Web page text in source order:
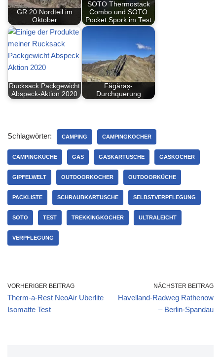
GR 20 Nordteil im
Oktober
SOTO Thermostack
Combo und SOTO
Pocket Spork im Test
Rucksack Packgewicht
Abspeck-Aktion 2020
Făgăraș-
Durchquerung
Schlagwörter: CAMPING CAMPINGKOCHER
CAMPINGKÜCHE GAS GASKARTUSCHE GASKOCHER
GIPFELWELT OUTDOORKOCHER OUTDOORKÜCHE
PACKLISTE SCHRAUBKARTUSCHE SELBSTVERPFLEGUNG
SOTO TEST TREKKINGKOCHER ULTRALEICHT
VERPFLEGUNG
VORHERIGER BEITRAG
Therm-a-Rest NeoAir Uberlite
Isomatte Test
NÄCHSTER BEITRAG
Havelland-Radweg Rathenow
– Berlin-Spandau